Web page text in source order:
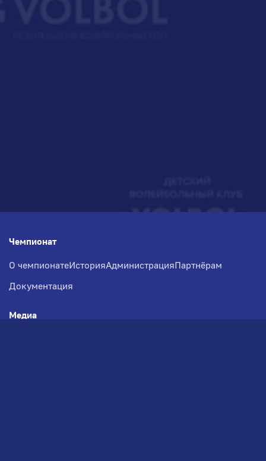
Чемпионат
О чемпионатеИсторияАдминистрацияПартнёрам
Документация
Медиа